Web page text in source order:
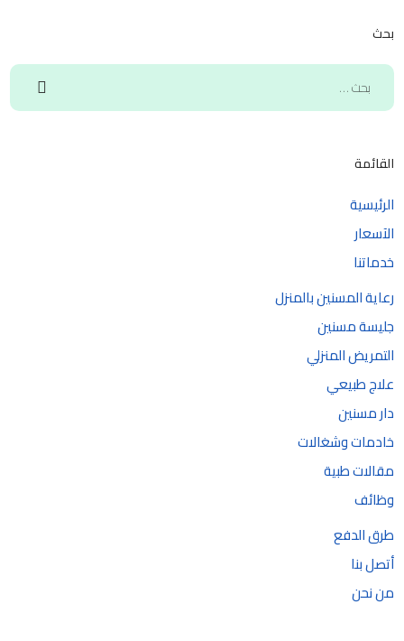
بحث
القائمة
الرئيسية
الآسعار
خدماتنا
رعاية المسنين بالمنزل
جليسة مسنين
التمريض المنزلي
علاج طبيعي
دار مسنين
خادمات وشغالات
مقالات طبية
وظائف
طرق الدفع
أتصل بنا
من نحن